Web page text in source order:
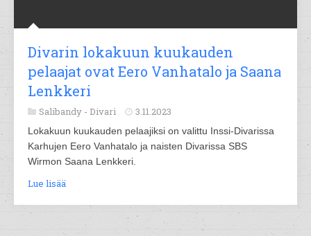
Divarin lokakuun kuukauden
pelaajat ovat Eero Vanhatalo ja Saana
Lenkkeri
Salibandy - Divari 3.11.2023
Lokakuun kuukauden pelaajiksi on valittu Inssi-Divarissa
Karhujen Eero Vanhatalo ja naisten Divarissa SBS
Wirmon Saana Lenkkeri.
Lue lisää